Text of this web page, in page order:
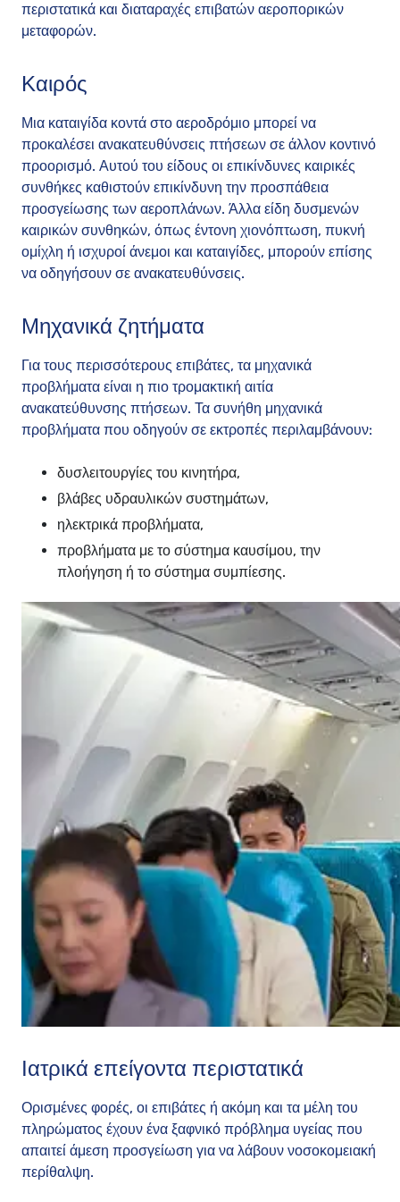
περιστατικά και διαταραχές επιβατών αεροπορικών
μεταφορών.
Καιρός
Μια καταιγίδα κοντά στο αεροδρόμιο μπορεί να
προκαλέσει ανακατευθύνσεις πτήσεων σε άλλον κοντινό
προορισμό. Αυτού του είδους οι επικίνδυνες καιρικές
συνθήκες καθιστούν επικίνδυνη την προσπάθεια
προσγείωσης των αεροπλάνων. Άλλα είδη δυσμενών
καιρικών συνθηκών, όπως έντονη χιονόπτωση, πυκνή
ομίχλη ή ισχυροί άνεμοι και καταιγίδες, μπορούν επίσης
να οδηγήσουν σε ανακατευθύνσεις.
Μηχανικά ζητήματα
Για τους περισσότερους επιβάτες, τα μηχανικά
προβλήματα είναι η πιο τρομακτική αιτία
ανακατεύθυνσης πτήσεων. Τα συνήθη μηχανικά
προβλήματα που οδηγούν σε εκτροπές περιλαμβάνουν:
δυσλειτουργίες του κινητήρα,
βλάβες υδραυλικών συστημάτων,
ηλεκτρικά προβλήματα,
προβλήματα με το σύστημα καυσίμου, την
πλοήγηση ή το σύστημα συμπίεσης.
Ιατρικά επείγοντα περιστατικά
Ορισμένες φορές, οι επιβάτες ή ακόμη και τα μέλη του
πληρώματος έχουν ένα ξαφνικό πρόβλημα υγείας που
απαιτεί άμεση προσγείωση για να λάβουν νοσοκομειακή
περίθαλψη.